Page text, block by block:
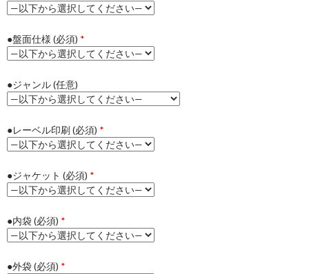
●盤面仕様 (必須) *
●ジャンル (任意)
●レーベル印刷 (必須) *
●ジャケット (必須) *
●内袋 (必須) *
●外袋 (必須) *